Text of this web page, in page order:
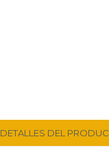
DETALLES DEL